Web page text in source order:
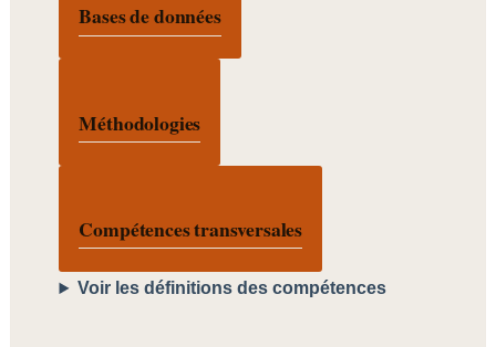
Bases de données
Méthodologies
Compétences transversales
Voir les définitions des compétences